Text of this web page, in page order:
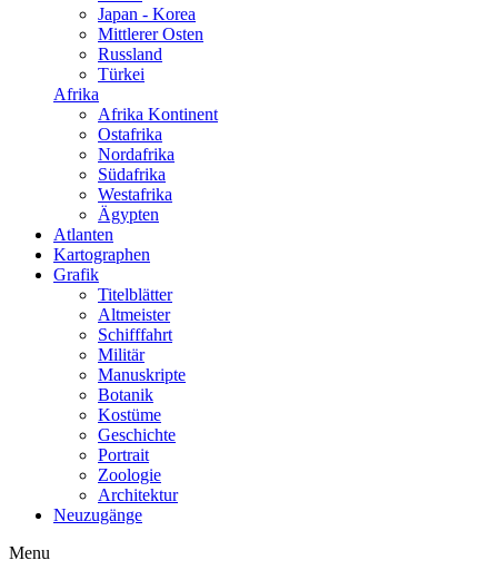
Japan - Korea
Mittlerer Osten
Russland
Türkei
Afrika
Afrika Kontinent
Ostafrika
Nordafrika
Südafrika
Westafrika
Ägypten
Atlanten
Kartographen
Grafik
Titelblätter
Altmeister
Schifffahrt
Militär
Manuskripte
Botanik
Kostüme
Geschichte
Portrait
Zoologie
Architektur
Neuzugänge
Menu